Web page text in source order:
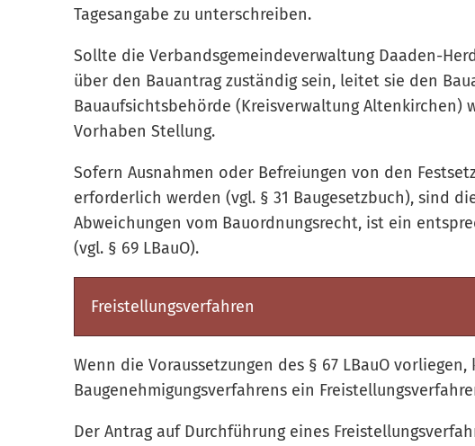
Tagesangabe zu unterschreiben.
Sollte die Verbandsgemeindeverwaltung Daaden-
über den Bauantrag zuständig sein, leitet sie den
Bauaufsichtsbehörde (Kreisverwaltung Altenkirchen)
Vorhaben Stellung.
Sofern Ausnahmen oder Befreiungen von den
erforderlich werden (vgl. § 31 Baugesetzbuch), sind
Abweichungen vom Bauordnungsrecht, ist ein
(vgl. § 69 LBauO).
Freistellungsverfahren
Wenn die Voraussetzungen des § 67 LBauO
Baugenehmigungsverfahrens ein
Der Antrag auf Durchführung eines